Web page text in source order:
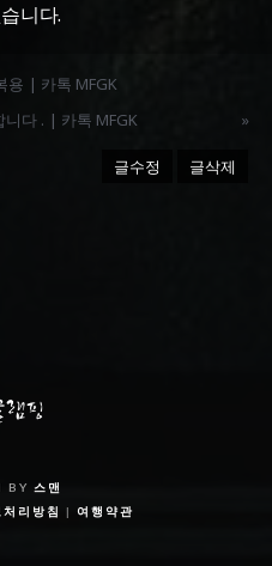
니다.
용 | 카톡 MFGK
다 . | 카톡 MFGK
»
글수정 글삭제
BY 스맨
리방침 여행약관